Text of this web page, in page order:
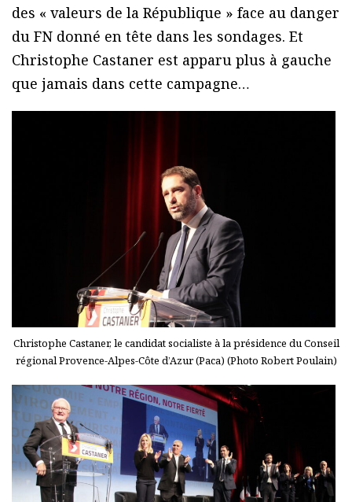
des « valeurs de la République » face au danger
du FN donné en tête dans les sondages. Et
Christophe Castaner est apparu plus à gauche
que jamais dans cette campagne…
Christophe Castaner, le candidat socialiste à la présidence du Conseil
régional Provence-Alpes-Côte d’Azur (Paca) (Photo Robert Poulain)